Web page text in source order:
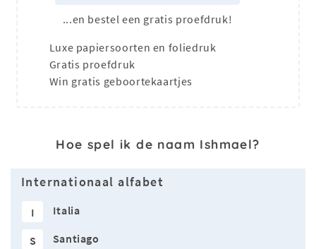
...en bestel een gratis proefdruk!
Luxe papiersoorten en foliedruk
Gratis proefdruk
Win gratis geboortekaartjes
Hoe spel ik de naam Ishmael?
Internationaal alfabet
I Italia
S Santiago